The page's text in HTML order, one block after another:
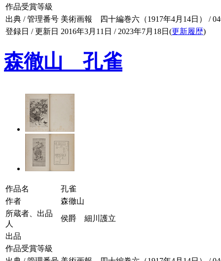
作品受賞等級
出典 / 管理番号 美術画報 四十編巻六（1917年4月14日） /
登録日 / 更新日 2016年3月11日 / 2023年7月18日(更新履歴)
森徹山 孔雀
作品名
孔雀
作者
森徹山
所蔵者、出品
人
侯爵 細川護立
出品
作品受賞等級